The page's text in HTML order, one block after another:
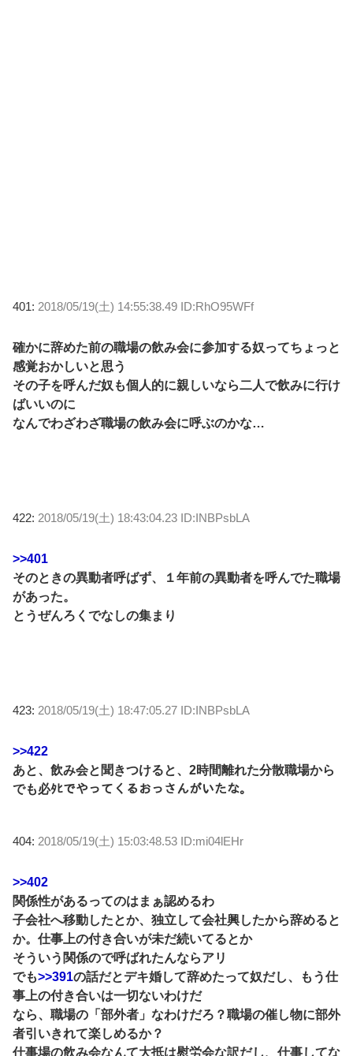
401: 2018/05/19(土) 14:55:38.49 ID:RhO95WFf
確かに辞めた前の職場の飲み会に参加する奴ってちょっと
感覚おかしいと思う
その子を呼んだ奴も個人的に親しいなら二人で飲みに行け
ばいいのに
なんでわざわざ職場の飲み会に呼ぶのかな…
422: 2018/05/19(土) 18:43:04.23 ID:INBPsbLA
>>401
そのときの異動者呼ばず、１年前の異動者を呼んでた職場
があった。
とうぜんろくでなしの集まり
423: 2018/05/19(土) 18:47:05.27 ID:INBPsbLA
>>422
あと、飲み会と聞きつけると、2時間離れた分散職場から
でも必ﾀﾋでやってくるおっさんがいたな。
404: 2018/05/19(土) 15:03:48.53 ID:mi04lEHr
>>402
関係性があるってのはまぁ認めるわ
子会社へ移動したとか、独立して会社興したから辞めると
か。仕事上の付き合いが未だ続いてるとか
そういう関係ので呼ばれたんならアリ
でも>>391の話だとデキ婚して辞めたって奴だし、もう仕
事上の付き合いは一切ないわけだ
なら、職場の「部外者」なわけだろ？職場の催し物に部外
者引いきれて楽しめるか？
仕事場の飲み会なんて大抵は慰労会な訳だし、仕事してな